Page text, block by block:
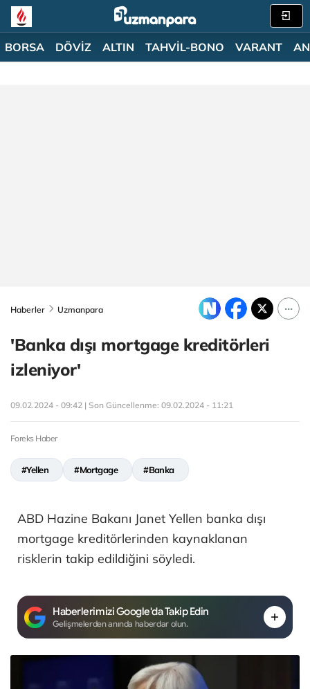
BORSA DÖVİZ ALTIN TAHVİL-BONO VARANT
Haberler Uzmanpara
'Banka dışı mortgage kreditörleri
izleniyor'
09.02.2024 - 09:42 | Son Güncellenme: 09.02.2024 - 11:21
Foreks Haber
#Yellen #Mortgage #Banka
ABD Hazine Bakanı Janet Yellen banka dışı
mortgage kreditörlerinden kaynaklanan
risklerin takip edildiğini söyledi.
Haberlerimizi Google'da Takip Edin
Gelişmelerden anında haberdar olun.